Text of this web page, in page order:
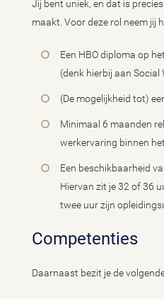
Jij bent uniek, en dat is
maakt. Voor deze rol neem jij
Een HBO diploma op
(denk hierbij aan
(De mogelijkheid tot)
Minimaal 6 maanden
werkervaring binnen
Een beschikbaarheid
Hiervan zit je 32 of 36
twee uur zijn
Competenties
Daarnaast bezit je de